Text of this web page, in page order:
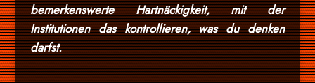
bemerkenswerte Hartnäckigkeit, mit der
Institutionen das kontrollieren, was du denken
darfst.